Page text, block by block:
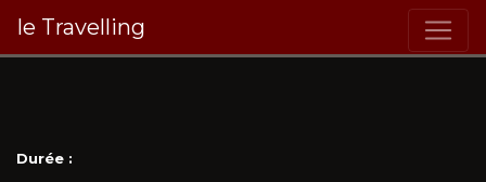
le Travelling
Durée :